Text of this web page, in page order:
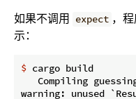
如果不调用 expect ，
示：
$ cargo build
Compiling